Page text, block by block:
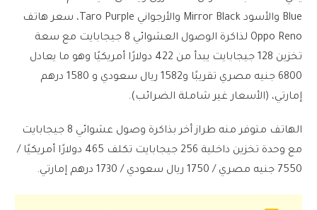
Blue والأسود Mirror Black والأرجواني Taro Purple، سعر هاتف
Oppo Reno لذاكرة الوصول العشوائي 8 جيجابايت مع سعة
تخزين 128 جيجابايت يبدأ من 422 دولارًا أمريكيًا وهو ما يعادل
6800 جنيه مصري تقريبًا و1582 ريال سعودي و 1580 درهم
إمارتي، (الأسعار غير شاملة الضرائب).
الهاتف متوفر منه طراز أخر بذاكرة وصول عشوائي 8 جيجابايت
مع وحدة تخزين داخلية 256 جيجابايت تكلف 465 دولارًا أمريكيًا /
7550 جنيه مصري / 1750 ريال سعودي / 1730 درهم إمارتي.